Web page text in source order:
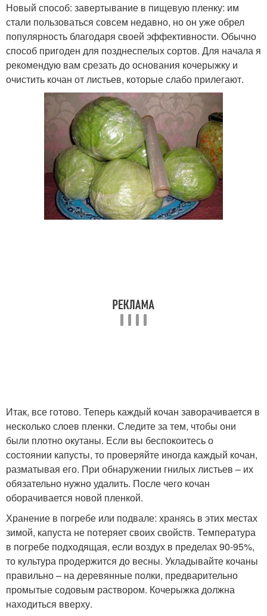
Новый способ: завертывание в пищевую пленку: им
стали пользоваться совсем недавно, но он уже обрел
популярность благодаря своей эффективности. Обычно
способ пригоден для позднеспелых сортов. Для начала я
рекомендую вам срезать до основания кочерыжку и
очистить кочан от листьев, которые слабо прилегают.
Итак, все готово. Теперь каждый кочан заворачивается в
несколько слоев пленки. Следите за тем, чтобы они
были плотно окутаны. Если вы беспокоитесь о
состоянии капусты, то проверяйте иногда каждый кочан,
разматывая его. При обнаружении гнилых листьев – их
обязательно нужно удалить. После чего кочан
оборачивается новой пленкой.
Хранение в погребе или подвале: хранясь в этих местах
зимой, капуста не потеряет своих свойств. Температура
в погребе подходящая, если воздух в пределах 90-95%,
то культура продержится до весны. Укладывайте кочаны
правильно – на деревянные полки, предварительно
промытые содовым раствором. Кочерыжка должна
находиться вверху.